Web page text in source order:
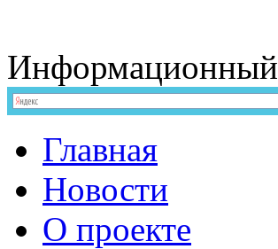
Информационный
Главная
Новости
О проекте